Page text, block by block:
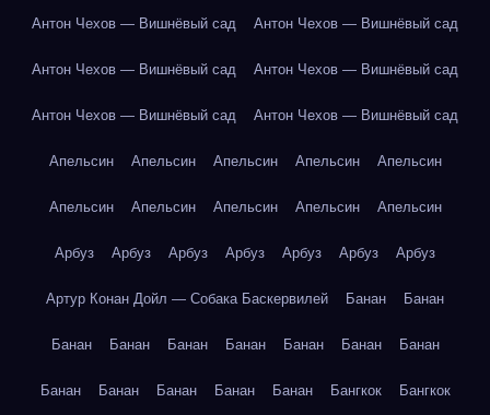
Антон Чехов — Вишнёвый сад Антон Чехов — Вишнёвый сад
Антон Чехов — Вишнёвый сад Антон Чехов — Вишнёвый сад
Антон Чехов — Вишнёвый сад Антон Чехов — Вишнёвый сад
Апельсин Апельсин Апельсин Апельсин Апельсин
Апельсин Апельсин Апельсин Апельсин Апельсин
Арбуз Арбуз Арбуз Арбуз Арбуз Арбуз Арбуз
Артур Конан Дойл — Собака Баскервилей Банан Банан
Банан Банан Банан Банан Банан Банан Банан
Банан Банан Банан Банан Банан Бангкок Бангкок